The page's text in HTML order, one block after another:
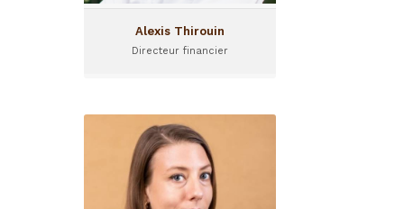
Alexis Thirouin
Directeur financier
Alice Petetin
Chargée de Programme
Alice rejoint l'équipe d'I&P
Conseil en avril 2022, pour